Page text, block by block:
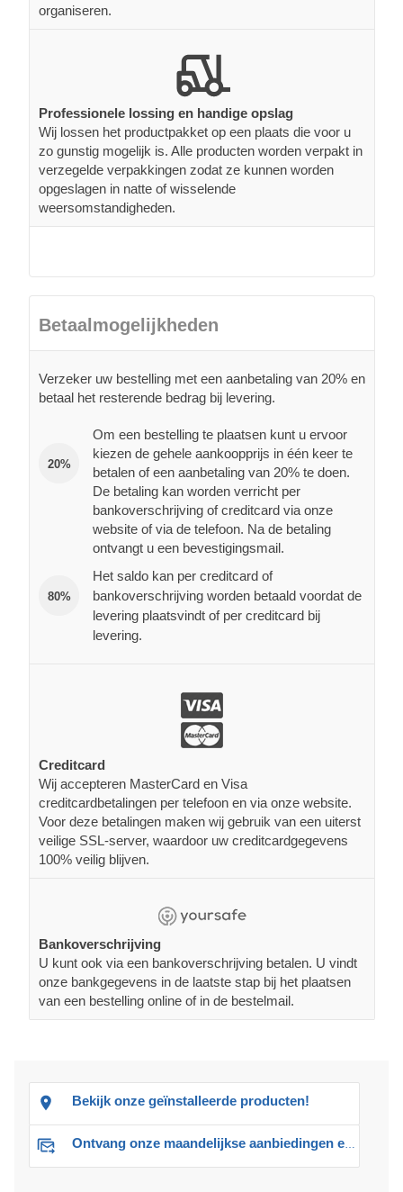
organiseren.
Professionele lossing en handige opslag
Wij lossen het productpakket op een plaats die voor u
zo gunstig mogelijk is. Alle producten worden verpakt in
verzegelde verpakkingen zodat ze kunnen worden
opgeslagen in natte of wisselende
weersomstandigheden.
Betaalmogelijkheden
Verzeker uw bestelling met een aanbetaling van 20% en
betaal het resterende bedrag bij levering.
20%
Om een bestelling te plaatsen kunt u ervoor
kiezen de gehele aankoopprijs in één keer te
betalen of een aanbetaling van 20% te doen.
De betaling kan worden verricht per
bankoverschrijving of creditcard via onze
website of via de telefoon. Na de betaling
ontvangt u een bevestigingsmail.
80%
Het saldo kan per creditcard of
bankoverschrijving worden betaald voordat de
levering plaatsvindt of per creditcard bij
levering.
Creditcard
Wij accepteren MasterCard en Visa
creditcardbetalingen per telefoon en via onze website.
Voor deze betalingen maken wij gebruik van een uiterst
veilige SSL-server, waardoor uw creditcardgegevens
100% veilig blijven.
Bankoverschrijving
U kunt ook via een bankoverschrijving betalen. U vindt
onze bankgegevens in de laatste stap bij het plaatsen
van een bestelling online of in de bestelmail.
Bekijk onze geïnstalleerde producten!
Ontvang onze maandelijkse aanbiedingen en advies